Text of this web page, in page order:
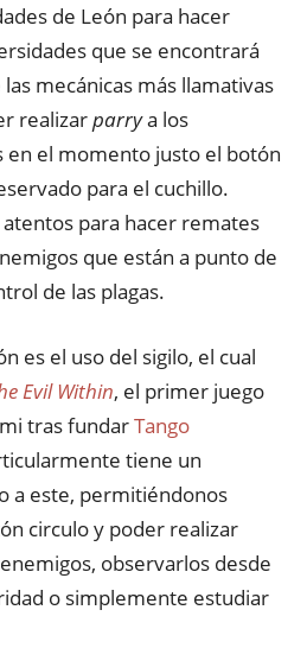
de León para hacer
que se encontrará
mecánicas más llamativas
realizarparrya los
en el momento justo el botón
para el cuchillo.
para hacer remates
que están a punto de
de las plagas.
es el uso del sigilo, el cual
Evil Within, el primer juego
tras fundarTango
tiene un
a este, permitiéndonos
circulo y poder realizar
observarlos desde
o simplemente estudiar